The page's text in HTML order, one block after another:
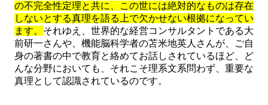
の不完全性定理と共に、この世には絶対的なものは存在
しないとする真理を語る上で欠かせない根拠になってい
ます。 それゆえ、世界的な経営コンサルタントである大
前研一さんや、機能脳科学者の苫米地英人さんが、ご自
身の著書の中で教育と絡めてお話しされているほど、ど
んな分野においても、それこそ理系文系問わず、重要な
真理として認識されているのです。